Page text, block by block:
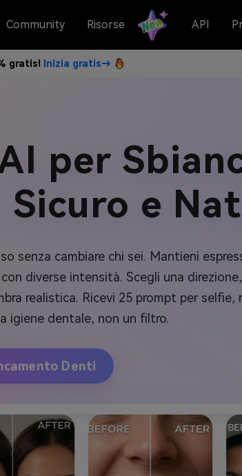
Community Risorse API
gratis! Inizia gratis→
per
e
senza cambiare chi sei. Mantieni
diverse intensità. Scegli una
realistica. Ricevi 25 prompt per
igiene dentale, non un filtro.
Denti